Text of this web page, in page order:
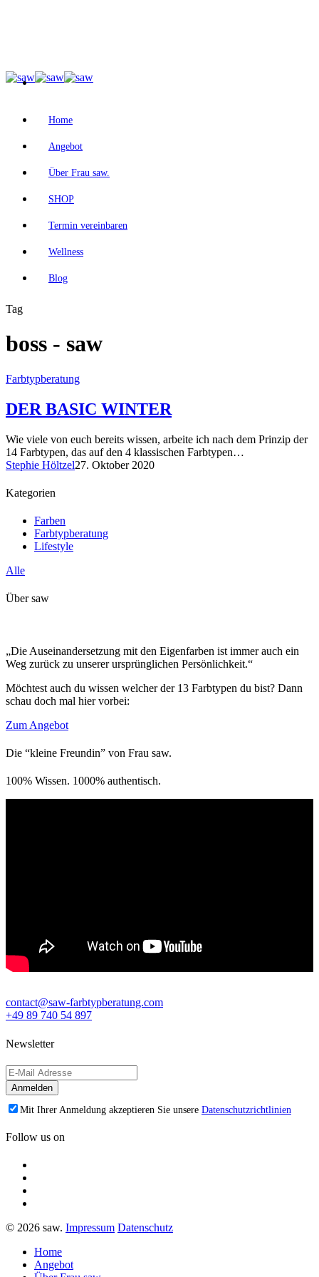
Home
Angebot
Über Frau saw.
SHOP
Termin vereinbaren
Wellness
Blog
Tag
boss - saw
Farbtypberatung
DER BASIC WINTER
Wie viele von euch bereits wissen, arbeite ich nach dem Prinzip der
14 Farbtypen, das auf den 4 klassischen Farbtypen…
Stephie Höltzel27. Oktober 2020
Kategorien
Farben
Farbtypberatung
Lifestyle
Alle
Über saw
„Die Auseinandersetzung mit den Eigenfarben ist immer auch ein
Weg zurück zu unserer ursprünglichen Persönlichkeit.“
Möchtest auch du wissen welcher der 13 Farbtypen du bist? Dann
schau doch mal hier vorbei:
Zum Angebot
Die “kleine Freundin” von Frau saw.
100% Wissen. 1000% authentisch.
contact@saw-farbtypberatung.com
+49 89 740 54 897
Newsletter
Mit Ihrer Anmeldung akzeptieren Sie unsere Datenschutzrichtlinien
Follow us on
© 2026 saw. Impressum Datenschutz
Home
Angebot